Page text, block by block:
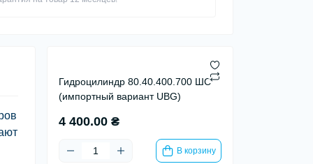
Гидроцилиндр 80.40.400.700 ШС
(импортный вариант UBG)
4 400.00 ₴
В корзину